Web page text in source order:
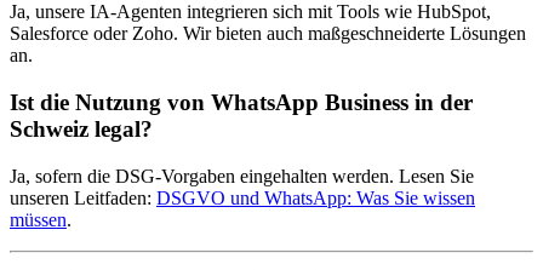
Ja, unsere IA-Agenten integrieren sich mit Tools wie HubSpot,
Salesforce oder Zoho. Wir bieten auch maßgeschneiderte Lösungen
an.
Ist die Nutzung von WhatsApp Business in der
Schweiz legal?
Ja, sofern die DSG-Vorgaben eingehalten werden. Lesen Sie
unseren Leitfaden: DSGVO und WhatsApp: Was Sie wissen
müssen.